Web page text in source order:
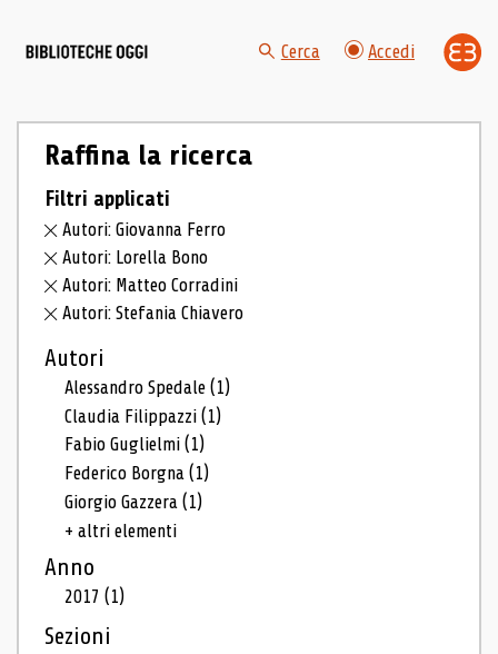
Cerca Accedi
Raffina la ricerca
Filtri applicati
Autori: Giovanna Ferro
Autori: Lorella Bono
Autori: Matteo Corradini
Autori: Stefania Chiavero
Autori
Alessandro Spedale(1)
Claudia Filippazzi(1)
Fabio Guglielmi(1)
Federico Borgna(1)
Giorgio Gazzera(1)
+ altri elementi
Anno
2017(1)
Sezioni